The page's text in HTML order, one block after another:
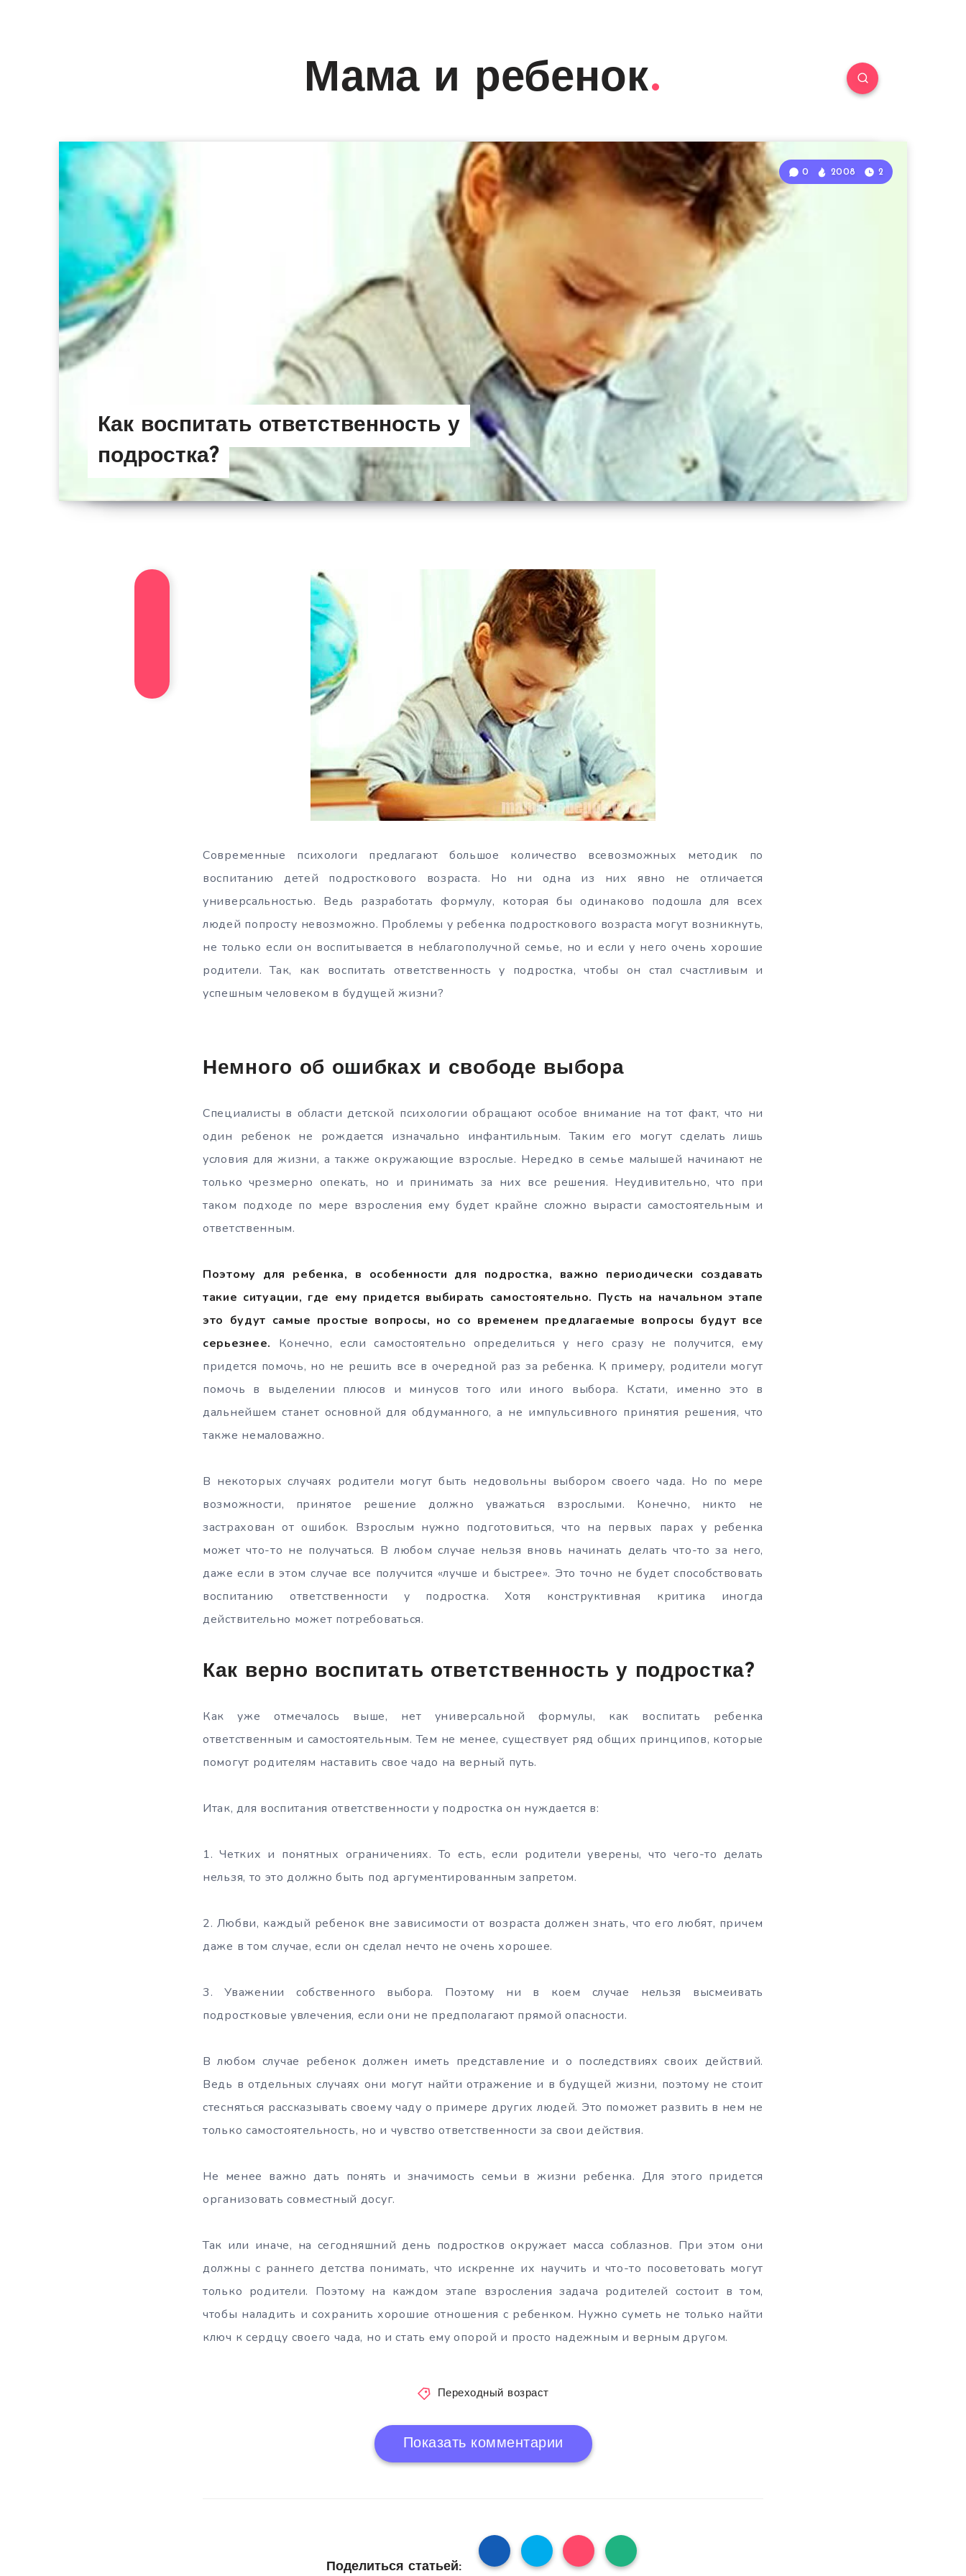
Мама и ребенок
Как воспитать ответственность у
подростка?
0 2008 2
Современные психологи предлагают большое количество всевозможных методик по
воспитанию детей подросткового возраста. Но ни одна из них явно не отличается
универсальностью. Ведь разработать формулу, которая бы одинаково подошла для всех
людей попросту невозможно. Проблемы у ребенка подросткового возраста могут возникнуть,
не только если он воспитывается в неблагополучной семье, но и если у него очень хорошие
родители. Так, как воспитать ответственность у подростка, чтобы он стал счастливым и
успешным человеком в будущей жизни?
Немного об ошибках и свободе выбора
Специалисты в области детской психологии обращают особое внимание на тот факт, что ни
один ребенок не рождается изначально инфантильным. Таким его могут сделать лишь
условия для жизни, а также окружающие взрослые. Нередко в семье малышей начинают не
только чрезмерно опекать, но и принимать за них все решения. Неудивительно, что при
таком подходе по мере взросления ему будет крайне сложно вырасти самостоятельным и
ответственным.
Поэтому для ребенка, в особенности для подростка, важно периодически создавать
такие ситуации, где ему придется выбирать самостоятельно. Пусть на начальном этапе
это будут самые простые вопросы, но со временем предлагаемые вопросы будут все
серьезнее. Конечно, если самостоятельно определиться у него сразу не получится, ему
придется помочь, но не решить все в очередной раз за ребенка. К примеру, родители могут
помочь в выделении плюсов и минусов того или иного выбора. Кстати, именно это в
дальнейшем станет основной для обдуманного, а не импульсивного принятия решения, что
также немаловажно.
В некоторых случаях родители могут быть недовольны выбором своего чада. Но по мере
возможности, принятое решение должно уважаться взрослыми. Конечно, никто не
застрахован от ошибок. Взрослым нужно подготовиться, что на первых парах у ребенка
может что-то не получаться. В любом случае нельзя вновь начинать делать что-то за него,
даже если в этом случае все получится «лучше и быстрее». Это точно не будет способствовать
воспитанию ответственности у подростка. Хотя конструктивная критика иногда
действительно может потребоваться.
Как верно воспитать ответственность у подростка?
Как уже отмечалось выше, нет универсальной формулы, как воспитать ребенка
ответственным и самостоятельным. Тем не менее, существует ряд общих принципов, которые
помогут родителям наставить свое чадо на верный путь.
Итак, для воспитания ответственности у подростка он нуждается в:
1. Четких и понятных ограничениях. То есть, если родители уверены, что чего-то делать
нельзя, то это должно быть под аргументированным запретом.
2. Любви, каждый ребенок вне зависимости от возраста должен знать, что его любят, причем
даже в том случае, если он сделал нечто не очень хорошее.
3. Уважении собственного выбора. Поэтому ни в коем случае нельзя высмеивать
подростковые увлечения, если они не предполагают прямой опасности.
В любом случае ребенок должен иметь представление и о последствиях своих действий.
Ведь в отдельных случаях они могут найти отражение и в будущей жизни, поэтому не стоит
стесняться рассказывать своему чаду о примере других людей. Это поможет развить в нем не
только самостоятельность, но и чувство ответственности за свои действия.
Не менее важно дать понять и значимость семьи в жизни ребенка. Для этого придется
организовать совместный досуг.
Так или иначе, на сегодняшний день подростков окружает масса соблазнов. При этом они
должны с раннего детства понимать, что искренне их научить и что-то посоветовать могут
только родители. Поэтому на каждом этапе взросления задача родителей состоит в том,
чтобы наладить и сохранить хорошие отношения с ребенком. Нужно суметь не только найти
ключ к сердцу своего чада, но и стать ему опорой и просто надежным и верным другом.
Переходный возраст
Показать комментарии
Поделиться статьей: